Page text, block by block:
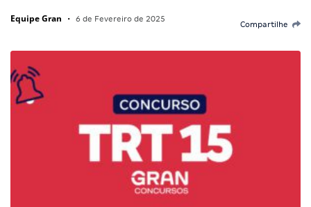
Equipe Gran • 6 de Fevereiro de 2025
Compartilhe